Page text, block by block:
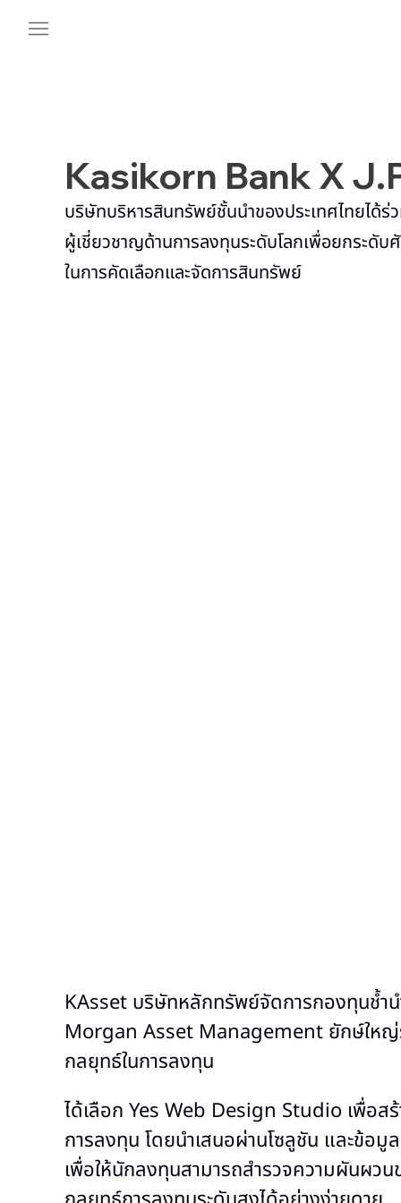
Kasikorn Bank X
บริษัทบริหารสินทรัพย์ชั้นนำของประเทศไทยได้ร่
ผู้เชี่ยวชาญด้านการลงทุนระดับโลกเพื่อยกระดับ
ในการคัดเลือกและจัดการสินทรัพย์
KAsset บริษัทหลักทรัพย์จัดการกองทุนช้ำ
Morgan Asset Management ยักษ์ใหญ่
กลยุทธ์ในการลงทุน
ได้เลือก Yes Web Design Studio เพื่อสร้
การลงทุน โดยนำเสนอผ่านโซลูชัน และข้อ
เพื่อให้นักลงทุนสามารถสำรวจความผันผวน